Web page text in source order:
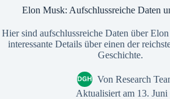
Elon Musk: Aufschlussreiche Daten
Hier sind aufschlussreiche Daten über
interessante Details über einen der
Geschichte.
Von Research
Aktualisiert am 13. Juni